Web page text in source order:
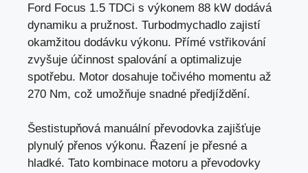
Ford Focus 1.5 TDCi s výkonem 88 kW dodává
dynamiku a pružnost. Turbodmychadlo zajistí
okamžitou dodávku výkonu. Přímé vstřikování
zvyšuje účinnost spalování a optimalizuje
spotřebu. Motor dosahuje točivého momentu až
270 Nm, což umožňuje snadné předjíždění.
Šestistupňová manuální převodovka zajišťuje
plynulý přenos výkonu. Řazení je přesné a
hladké. Tato kombinace motoru a převodovky